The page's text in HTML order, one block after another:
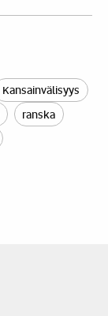
Kansainvälisyys
ranska